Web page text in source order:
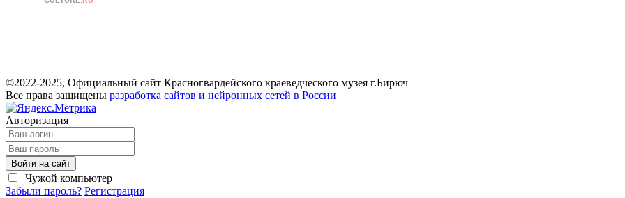
©2022-2025, Официальный сайт Красногвардейского краеведческого музея г.Бирюч
Все права защищены разработка сайтов и нейронных сетей в России
Авторизация
Войти на сайт
Чужой компьютер
Забыли пароль? Регистрация